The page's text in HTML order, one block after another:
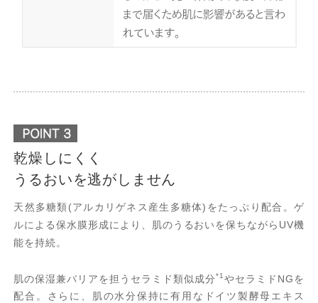
乾燥しにくく
うるおいを逃がしません
天然多糖類(アルカリゲネス産生多糖体)をたっぷり配合。ゲ
ルによる保水膜形成により、肌のうるおいを保ちながらUV機
能を持続。
肌の保湿兼バリアを担うセラミド類似成分*1 やセラミドNGを
配合。さらに、肌の水分保持に有用なドイツ製酵母エキス